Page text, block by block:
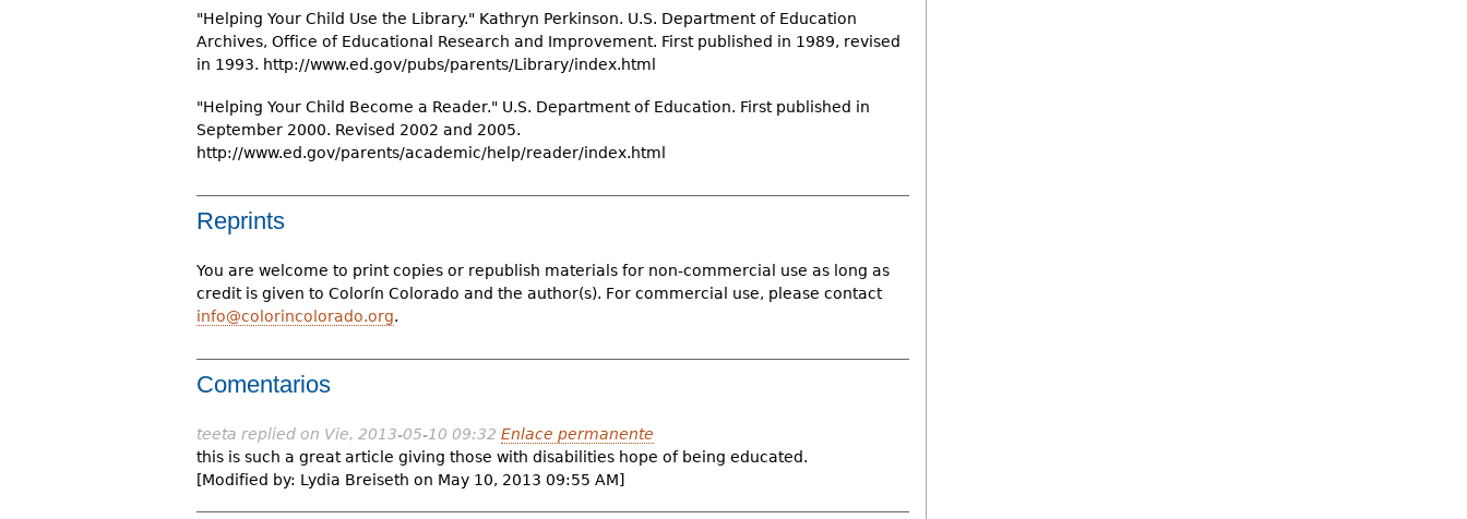
"Helping Your Child Use the Library." Kathryn Perkinson. U.S. Department of Education
Archives, Office of Educational Research and Improvement. First published in 1989, revised
in 1993. http://www.ed.gov/pubs/parents/Library/index.html
"Helping Your Child Become a Reader." U.S. Department of Education. First published in
September 2000. Revised 2002 and 2005.
http://www.ed.gov/parents/academic/help/reader/index.html
Reprints
You are welcome to print copies or republish materials for non-commercial use as long as
credit is given to Colorín Colorado and the author(s). For commercial use, please contact
info@colorincolorado.org.
Comentarios
teeta replied on Vie, 2013-05-10 09:32 Enlace permanente
this is such a great article giving those with disabilities hope of being educated.
[Modified by: Lydia Breiseth on May 10, 2013 09:55 AM]